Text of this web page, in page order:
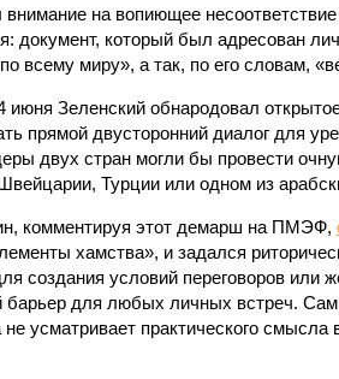
внимание на вопиющее
документ, который был адресован
всему миру», а так, по его словам,
июня Зеленский обнародовал
прямой двусторонний диалог для
двух стран могли бы провести
Турции или одном из
комментируя этот демарш на ПМЭФ,
хамства», и задался
создания условий переговоров или
для любых личных встреч. Сам
не усматривает практического